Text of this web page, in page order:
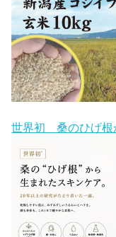
世界初 桑のひげ根